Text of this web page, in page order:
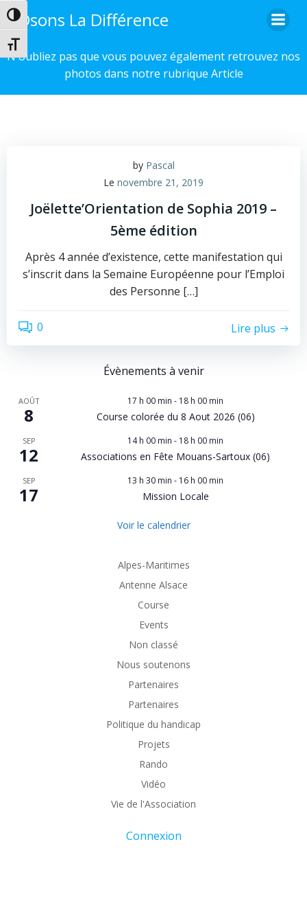
Passer en contraste élevé
Changer la taille de la police
au
Osons La Différence
N'oubliez pas que vous pouvez également retrouvez nos
photos dans notre rubrique Article
by Pascal
Le novembre 21, 2019
Joëlette’Orientation de Sophia 2019 –
5ème édition
Après 4 année d’existence, cette manifestation qui
s’inscrit dans la Semaine Européenne pour l’Emploi
des Personne […]
0 Lire plus
Évènements à venir
AOÛT
8
17 h 00 min - 18 h 00 min
Course colorée du 8 Aout 2026 (06)
SEP
12
14 h 00 min - 18 h 00 min
Associations en Fête Mouans-Sartoux (06)
SEP
17
13 h 30 min - 16 h 00 min
Mission Locale
Voir le calendrier
Alpes-Maritimes
Antenne Alsace
Course
Events
Non classé
Nous soutenons
Partenaires
Partenaires
Politique du handicap
Projets
Rando
Vidéo
Vie de l'Association
Connexion